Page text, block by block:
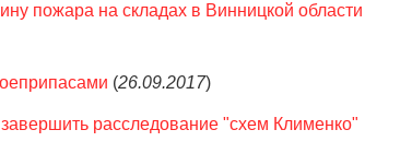
пожара на складах в Винницкой области
(26.09.2017)
расследование "схем Клименко"